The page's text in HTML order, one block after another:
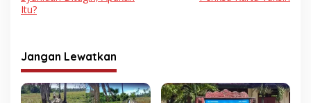
Itu?
Jangan Lewatkan